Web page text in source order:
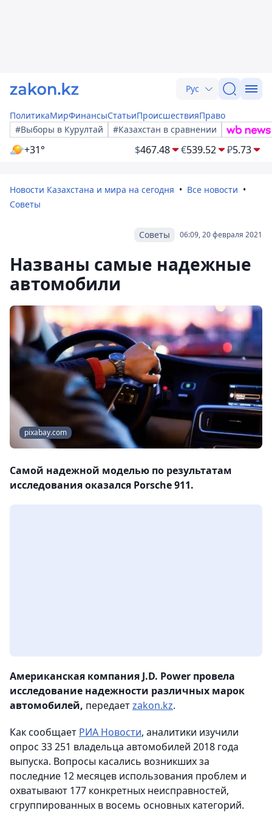
Рус
ПолитикаМирФинансыСтатьиПроисшествияПраво
#Выборы в Курултай
#Казахстан в сравнении
+31° $467.48 €539.52 ₽5.73
Новости Казахстана и мира на сегодня
Все новости
Советы
06:09, 20 февраля 2021
Советы
Названы самые надежные
автомобили
pixabay.com
Самой надежной моделью по результатам
исследования оказался Porsche 911.
Американская компания J.D. Power провела
исследование надежности различных марок
автомобилей, передаетzakon.kz.
Как сообщает РИА Новости, аналитики изучили
опрос 33 251 владельца автомобилей 2018 года
выпуска. Вопросы касались возникших за
последние 12 месяцев использования проблем и
охватывают 177 конкретных неисправностей,
сгруппированных в восемь основных категорий.